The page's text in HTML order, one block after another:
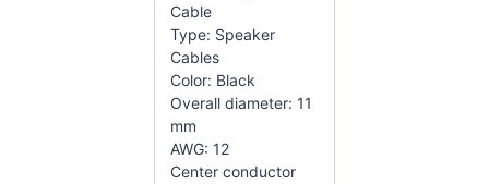
Cable
Type: Speaker
Cables
Color: Black
Overall diameter: 11
mm
AWG: 12
Center conductor